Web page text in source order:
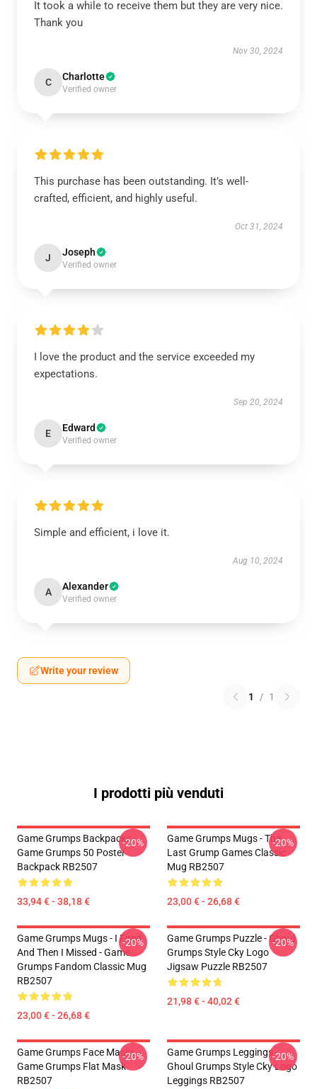
It took a while to receive them but they are very nice.
Thank you
Nov 30, 2024
C Charlotte
Verified owner
This purchase has been outstanding. It’s well-
crafted, efficient, and highly useful.
Oct 31, 2024
J Joseph
Verified owner
I love the product and the service exceeded my
expectations.
Sep 20, 2024
E Edward
Verified owner
Simple and efficient, i love it.
Aug 10, 2024
A Alexander
Verified owner
Write your review
1 / 1
I prodotti più venduti
Game Grumps Backpacks -
Game Grumps 50 Poster
Backpack RB2507
33,94 € - 38,18 €
-20%
Game Grumps Mugs - The
Last Grump Games Classic
Mug RB2507
23,00 € - 26,68 €
-20%
Game Grumps Mugs - I Fired
And Then I Missed - Game
Grumps Fandom Classic Mug
RB2507
23,00 € - 26,68 €
-20%
Game Grumps Puzzle - Ghoul
Grumps Style Cky Logo
Jigsaw Puzzle RB2507
21,98 € - 40,02 €
-20%
Game Grumps Face Masks -
Game Grumps Flat Mask
RB2507
-20%
Game Grumps Leggings -
Ghoul Grumps Style Cky Logo
Leggings RB2507
-20%